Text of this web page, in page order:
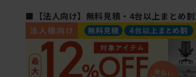
■【法人向け】無料見積・4台以上まとめ